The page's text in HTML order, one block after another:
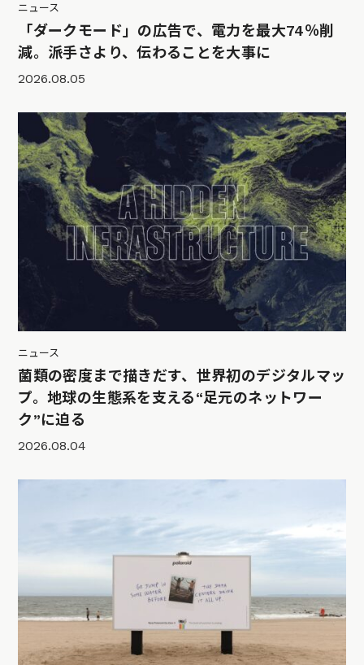
ニュース
「ダークモード」の広告で、電力を最大74％削
減。派手さより、伝わることを大事に
2026.08.05
ニュース
菌類の密度まで描きだす、世界初のデジタルマッ
プ。地球の生態系を支える“足元のネットワー
ク”に迫る
2026.08.04